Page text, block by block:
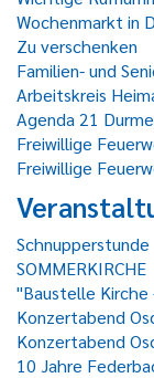
Wochenmarkt in
Zu verschenken
Familien- und
Arbeitskreis
Agenda 21
Freiwillige
Freiwillige
Schnupperstunde
SOMMERKIRCHE
"Baustelle
Konzertabend
Konzertabend
10 Jahre